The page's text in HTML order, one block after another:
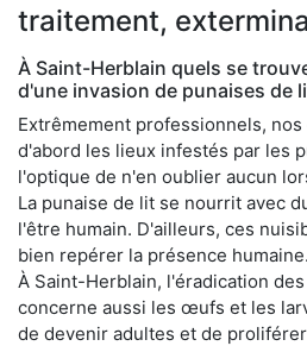
traitement,
À Saint-Herblain quels se
d'une invasion de punaises de
Extrêmement professionnels,
d'abord les lieux infestés par les
l'optique de n'en oublier aucun
La punaise de lit se nourrit avec
l'être humain. D'ailleurs, ces
bien repérer la présence humaine.
À Saint-Herblain, l'éradication
concerne aussi les œufs et les
de devenir adultes et de